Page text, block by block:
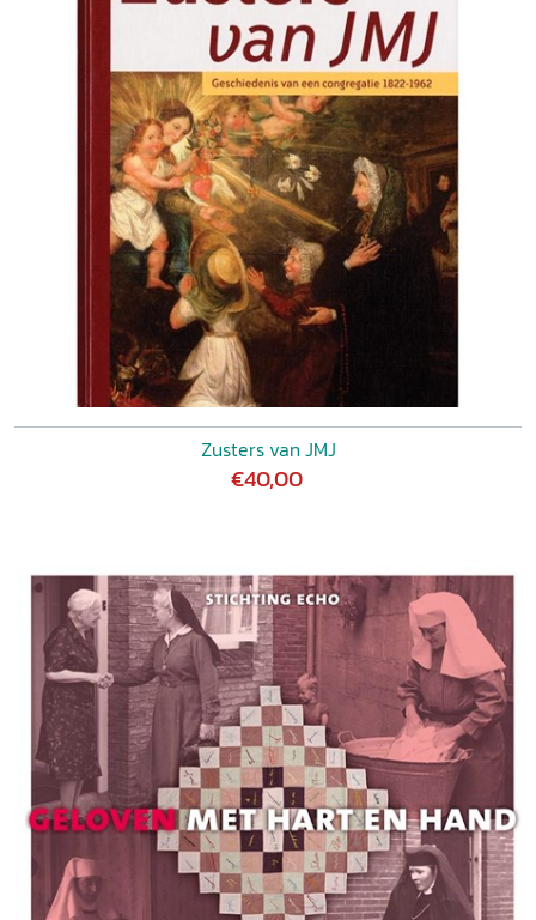
Zusters van JMJ
€40,00